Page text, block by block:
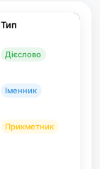
Тип
Дієслово
Іменник
Прикметник